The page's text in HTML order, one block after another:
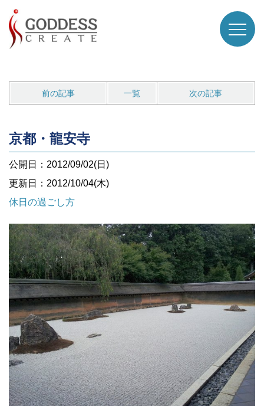
前の記事 一覧 次の記事
京都・龍安寺
公開日：2012/09/02(日)
更新日：2012/10/04(木)
休日の過ごし方